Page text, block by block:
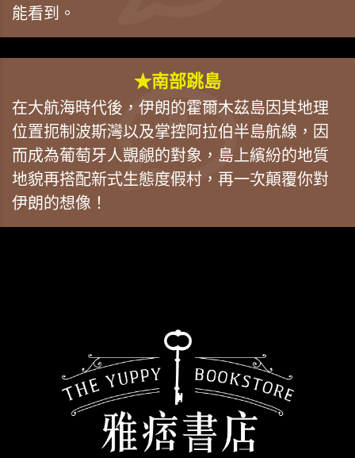
能看到。
★南部跳島
在大航海時代後，伊朗的霍爾木茲島因其地理
位置扼制波斯灣以及掌控阿拉伯半島航線，因
而成為葡萄牙人覬覦的對象，島上繽紛的地質
地貌再搭配新式生態度假村，再一次顛覆你對
伊朗的想像！